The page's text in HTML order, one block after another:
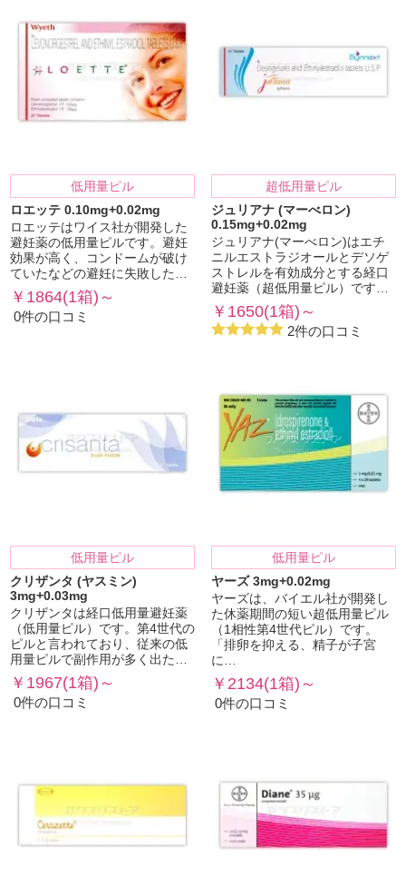
低用量ピル
ロエッテ 0.10mg+0.02mg
ロエッテはワイス社が開発した
避妊薬の低用量ピルです。避妊
効果が高く、コンドームが破け
ていたなどの避妊に失敗した…
￥1864(1箱)～
0件の口コミ
超低用量ピル
ジュリアナ (マーべロン)
0.15mg+0.02mg
ジュリアナ(マーべロン)はエチ
ニルエストラジオールとデソゲ
ストレルを有効成分とする経口
避妊薬（超低用量ピル）です…
￥1650(1箱)～
2件の口コミ
低用量ピル
クリザンタ (ヤスミン)
3mg+0.03mg
クリザンタは経口低用量避妊薬
（低用量ピル）です。第4世代の
ピルと言われており、従来の低
用量ピルで副作用が多く出た…
￥1967(1箱)～
0件の口コミ
低用量ピル
ヤーズ 3mg+0.02mg
ヤーズは、バイエル社が開発し
た休薬期間の短い超低用量ピル
（1相性第4世代ピル）です。
「排卵を抑える、精子が子宮
に…
￥2134(1箱)～
0件の口コミ